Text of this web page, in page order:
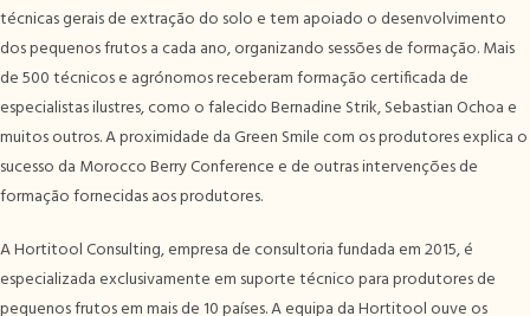
técnicas gerais de extração do solo e tem apoiado o desenvolvimento
dos pequenos frutos a cada ano, organizando sessões de formação. Mais
de 500 técnicos e agrónomos receberam formação certificada de
especialistas ilustres, como o falecido Bernadine Strik, Sebastian Ochoa e
muitos outros. A proximidade da Green Smile com os produtores explica o
sucesso da Morocco Berry Conference e de outras intervenções de
formação fornecidas aos produtores.
A Hortitool Consulting, empresa de consultoria fundada em 2015, é
especializada exclusivamente em suporte técnico para produtores de
pequenos frutos em mais de 10 países. A equipa da Hortitool ouve os